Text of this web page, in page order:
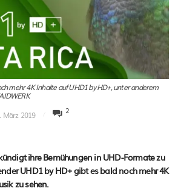
mehr 4K Inhalte auf UHD1 by HD+, unter anderem
März 2019 2
ihre Bemühungen in UHD-Formate zu
UHD1 by HD+ gibt es bald noch mehr 4K
zu sehen.